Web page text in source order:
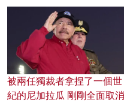
被兩任獨裁者拿捏了一個世
紀的尼加拉瓜 剛剛全面取消